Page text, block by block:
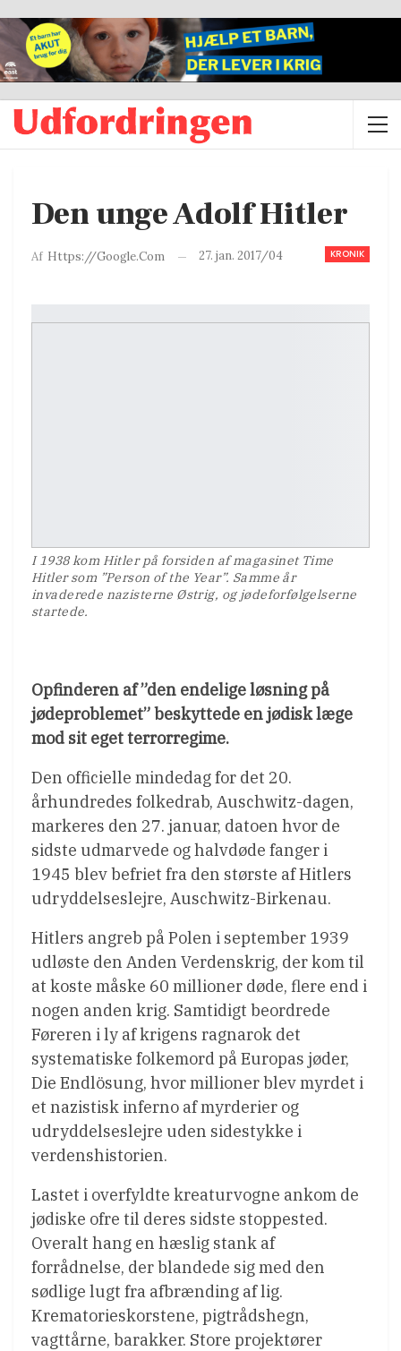
Den unge Adolf Hitler
KRONIK
Af Https://google.com 27. jan. 2017/04
I 1938 kom Hitler på forsiden af magasinet Time
Hitler som ”Person of the Year”. Samme år
invaderede nazisterne Østrig, og jødeforfølgelserne
startede.
Opfinderen af ”den endelige løsning på
jødeproblemet” beskyttede en jødisk læge
mod sit eget terrorregime.
Den officielle mindedag for det 20.
århundredes folkedrab, Auschwitz-dagen,
markeres den 27. januar, datoen hvor de
sidste udmarvede og halvdøde fanger i
1945 blev befriet fra den største af Hitlers
udryddelseslejre, Auschwitz-Birkenau.
Hitlers angreb på Polen i september 1939
udløste den Anden Verdenskrig, der kom til
at koste måske 60 millioner døde, flere end i
nogen anden krig. Samtidigt beordrede
Føreren i ly af krigens ragnarok det
systematiske folkemord på Europas jøder,
Die Endlösung, hvor millioner blev myrdet i
et nazistisk inferno af myrderier og
udryddelseslejre uden sidestykke i
verdenshistorien.
Lastet i overfyldte kreaturvogne ankom de
jødiske ofre til deres sidste stoppested.
Overalt hang en hæslig stank af
forrådnelse, der blandede sig med den
sødlige lugt fra afbrænding af lig.
Krematorieskorstene, pigtrådshegn,
vagttårne, barakker. Store projektører